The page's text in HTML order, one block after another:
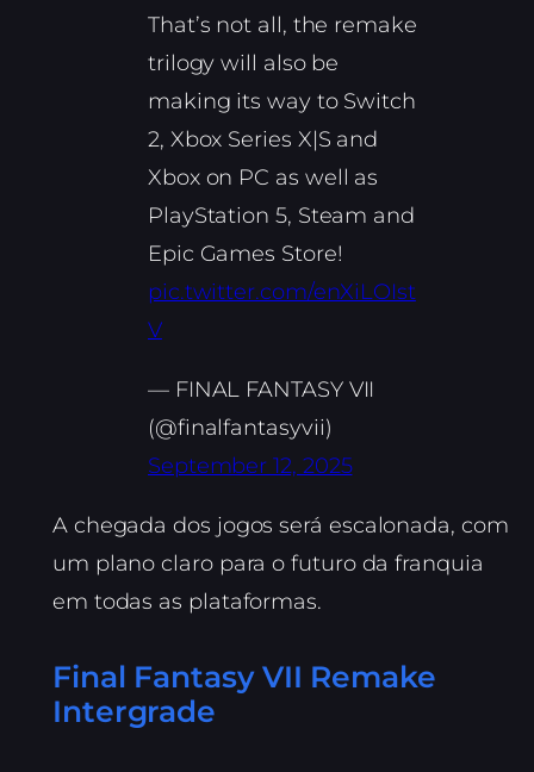
That’s not all, the remake
trilogy will also be
making its way to Switch
2, Xbox Series X|S and
Xbox on PC as well as
PlayStation 5, Steam and
Epic Games Store!
pic.twitter.com/enXiLOIst
V
— FINAL FANTASY VII
(@finalfantasyvii)
September 12, 2025
A chegada dos jogos será escalonada, com
um plano claro para o futuro da franquia
em todas as plataformas.
Final Fantasy VII Remake
Intergrade